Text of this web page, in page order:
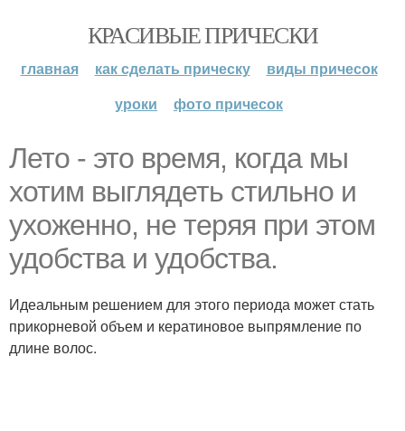
КРАСИВЫЕ ПРИЧЕСКИ
главная как сделать прическу
виды причесок
уроки
фото причесок
Лето - это время, когда мы
хотим выглядеть стильно и
ухоженно, не теряя при этом
удобства и удобства.
Идеальным решением для этого периода может стать
прикорневой объем и кератиновое выпрямление по
длине волос.